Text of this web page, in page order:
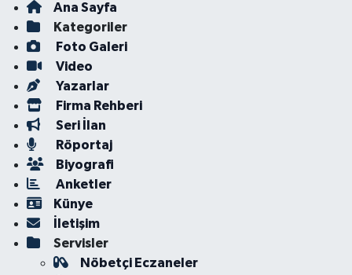
Ana Sayfa
Kategoriler
Foto Galeri
Video
Yazarlar
Firma Rehberi
Seri İlan
Röportaj
Biyografi
Anketler
Künye
İletişim
Servisler
Nöbetçi Eczaneler